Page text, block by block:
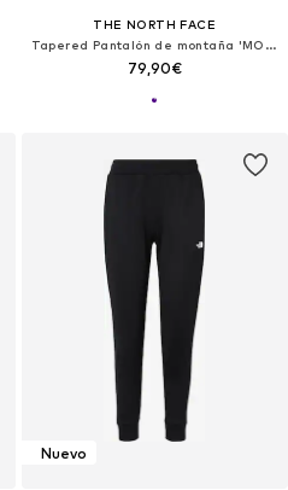
THE NORTH FACE
Tapered Pantalón de montaña 'MOUNTAIN ATHLETICS'
79,90€
Nuevo